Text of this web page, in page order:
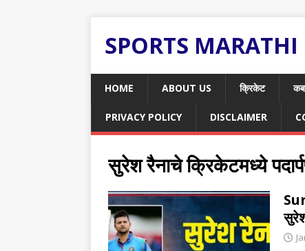
SPORTS MARATHI
HOME ABOUT US क्रिकेट
PRIVACY POLICY DISCLAIMER
सुरेश रैनाचे क्रिकेटमध्ये
सुरेश